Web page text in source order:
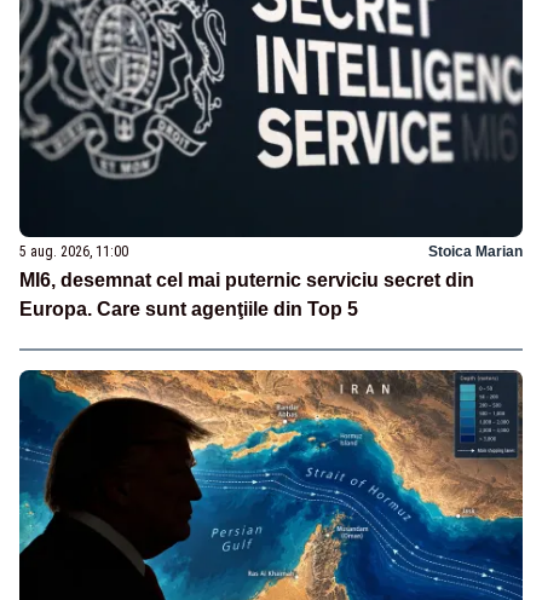
5 aug. 2026, 11:00 Stoica Marian
MI6, desemnat cel mai puternic serviciu secret din
Europa. Care sunt agenţiile din Top 5